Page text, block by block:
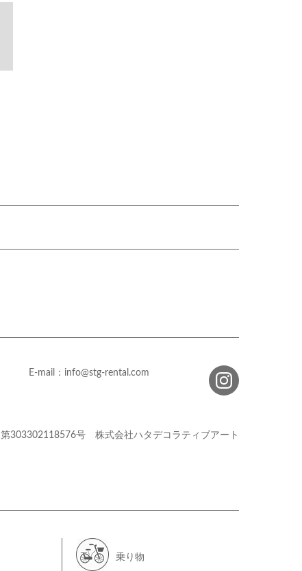
E-mail：info@stg-rental.com
第303302118576号 株式会社ハタデコラティブアート
乗り物